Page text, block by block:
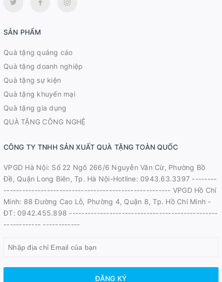
SẢN PHẨM
Quà tặng quảng cáo
Quà tặng doanh nghiệp
Quà tặng sự kiện
Quà tặng khuyến mại
Quà tặng gia dụng
QUÀ TẶNG CÔNG NGHỆ
CÔNG TY TNHH SẢN XUẤT QUÀ TẶNG TOÀN QUỐC
VPGD Hà Nội: Số 22 Ngõ 266/6 Nguyễn Văn Cừ, Phường Bồ
Đề, Quận Long Biên, Tp. Hà Nội-Hotline: 0943.63.3397 --------
------------------------------------------------------ VPGD Hồ Chí
Minh: 88 Đường Cao Lỗ, Phường 4, Quận 8, Tp. Hồ Chí Minh -
ĐT: 0942.455.898 ------------------------------------------------
------------ ------------
ĐĂNG KÝ